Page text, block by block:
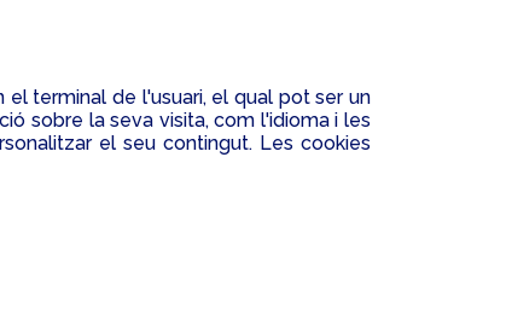
terminal de l'usuari, el qual pot ser un
sobre la seva visita, com l'idioma i les
el seu contingut. Les cookies